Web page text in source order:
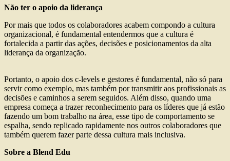
Não ter o apoio da liderança
Por mais que todos os colaboradores acabem compondo a cultura
organizacional, é fundamental entendermos que a cultura é
fortalecida a partir das ações, decisões e posicionamentos da alta
liderança da organização.
Portanto, o apoio dos c-levels e gestores é fundamental, não só para
servir como exemplo, mas também por transmitir aos profissionais as
decisões e caminhos a serem seguidos. Além disso, quando uma
empresa começa a trazer reconhecimento para os líderes que já estão
fazendo um bom trabalho na área, esse tipo de comportamento se
espalha, sendo replicado rapidamente nos outros colaboradores que
também querem fazer parte dessa cultura mais inclusiva.
Sobre a Blend Edu